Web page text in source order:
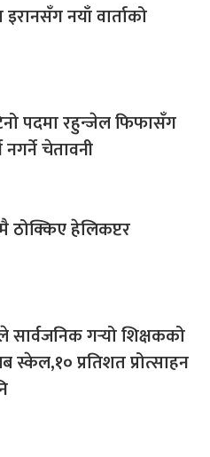
इरानसँग नयाँ वार्ताको
पदमा रहुन्जेल फिफासँग
चेतावनी
हेलिकप्टर
सार्वजनिक गर्‍यो शिक्षकको
स्केल,१० प्रतिशत प्रोत्साहन